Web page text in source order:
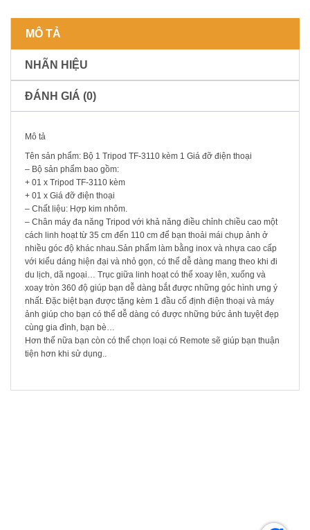
MÔ TẢ
NHÃN HIỆU
ĐÁNH GIÁ (0)
Mô tả
Tên sản phẩm: Bộ 1 Tripod TF-3110 kèm 1 Giá đỡ điện thoại
– Bộ sản phẩm bao gồm:
+ 01 x Tripod TF-3110 kèm
+ 01 x Giá đỡ điện thoại
– Chất liệu: Hợp kim nhôm.
– Chân máy đa năng Tripod với khả năng điều chỉnh chiều cao một
cách linh hoạt từ 35 cm đến 110 cm để bạn thoải mái chụp ảnh ở
nhiều góc độ khác nhau.Sản phẩm làm bằng inox và nhựa cao cấp
với kiểu dáng hiện đại và nhỏ gọn, có thể dễ dàng mang theo khi đi
du lịch, dã ngoại… Trục giữa linh hoạt có thể xoay lên, xuống và
xoay tròn 360 độ giúp bạn dễ dàng bắt được những góc hình ưng ý
nhất. Đặc biệt bạn được tặng kèm 1 đầu cố định điện thoại và máy
ảnh giúp cho bạn có thể dễ dàng có được những bức ảnh tuyệt đẹp
cùng gia đình, bạn bè…
Hơn thế nữa bạn còn có thể chọn loại có Remote sẽ giúp bạn thuận
tiện hơn khi sử dụng..